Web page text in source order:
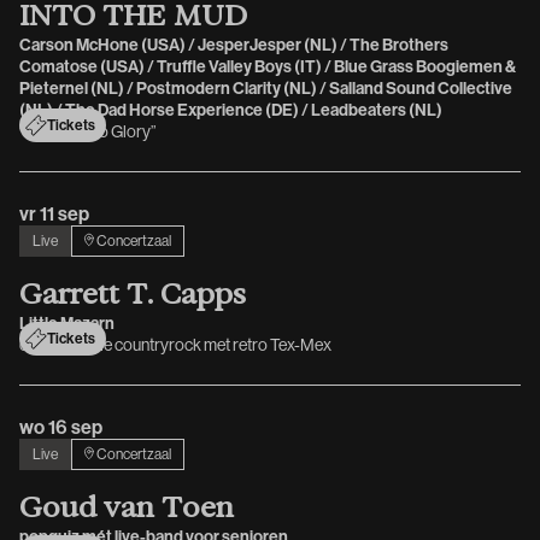
INTO THE MUD
Carson McHone (USA) / JesperJesper (NL) / The Brothers
Comatose (USA) / Truffle Valley Boys (IT) / Blue Grass Boogiemen &
Pieternel (NL) / Postmodern Clarity (NL) / Salland Sound Collective
(NL) / The Dad Horse Experience (DE) / Leadbeaters (NL)
“No Mud, No Glory”
Tickets
vr 11 sep
Live Concertzaal
Garrett T. Capps
Little Mazarn
opzwepende countryrock met retro Tex-Mex
Tickets
wo 16 sep
Live Concertzaal
Goud van Toen